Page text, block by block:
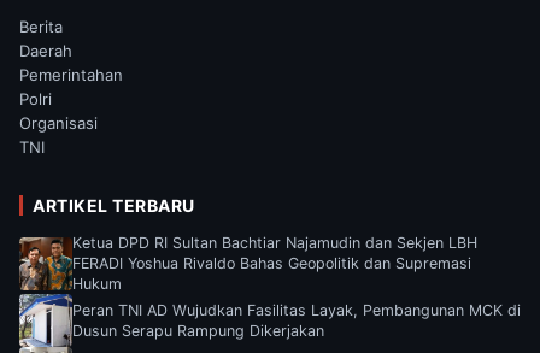
Berita
Daerah
Pemerintahan
Polri
Organisasi
TNI
ARTIKEL TERBARU
Ketua DPD RI Sultan Bachtiar Najamudin dan Sekjen LBH
FERADI Yoshua Rivaldo Bahas Geopolitik dan Supremasi
Hukum
Peran TNI AD Wujudkan Fasilitas Layak, Pembangunan MCK di
Dusun Serapu Rampung Dikerjakan